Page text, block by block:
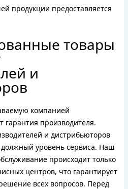
продукции предоставляется
товары
и
компанией
гарантия производителя.
и дистрибьюторов
уровень сервиса. Наш
происходит только
центров, что гарантирует
всех вопросов. Перед